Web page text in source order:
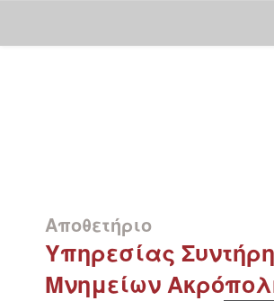
Αποθετήριο
Υπηρεσίας
Μνημείων